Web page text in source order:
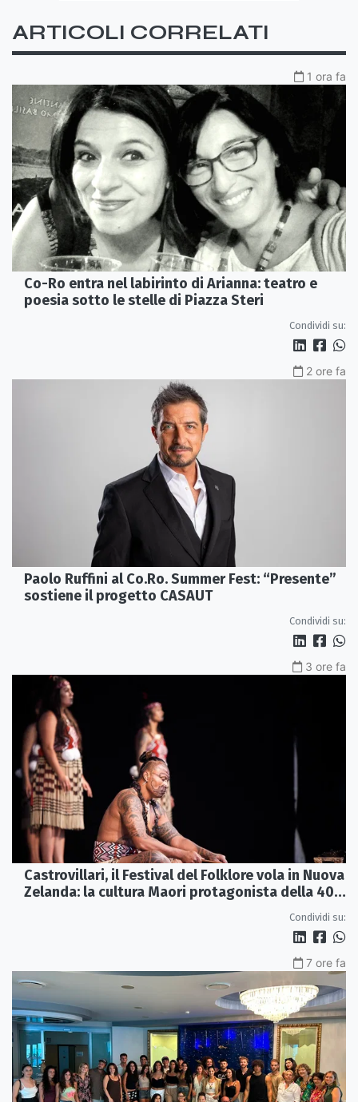
ARTICOLI CORRELATI
1 ora fa
Co-Ro entra nel labirinto di Arianna: teatro e
poesia sotto le stelle di Piazza Steri
Condividi su:
2 ore fa
Paolo Ruffini al Co.Ro. Summer Fest: “Presente”
sostiene il progetto CASAUT
Condividi su:
3 ore fa
Castrovillari, il Festival del Folklore vola in Nuova
Zelanda: la cultura Maori protagonista della 40ª
Condividi su:
7 ore fa